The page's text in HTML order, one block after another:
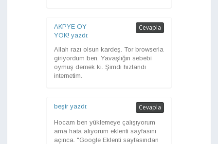
AKPYE OY
YOK! yazdı:
Cevapla
Allah razı olsun kardeş. Tor browserla
giriyordum ben. Yavaşlığın sebebi
oymuş demek ki. Şimdi hızlandı
internetim.
beşir yazdı: Cevapla
Hocam ben yüklemeye çalışıyorum
ama hata alıyorum eklenti sayfasını
açınca. "Google Eklenti sayfasından